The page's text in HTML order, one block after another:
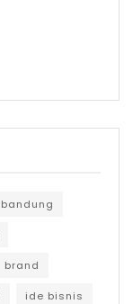
bandung
brand
ide bisnis